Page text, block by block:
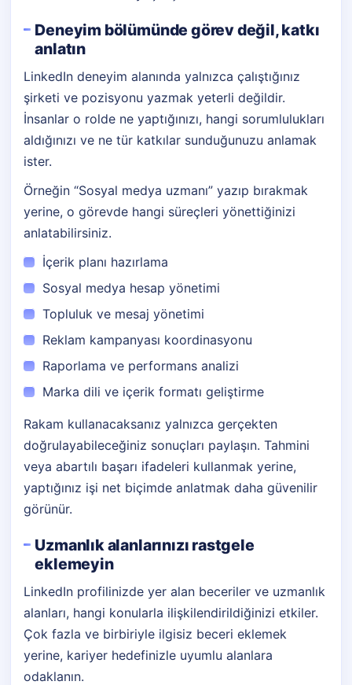
Deneyim bölümünde görev değil, katkı
anlatın
LinkedIn deneyim alanında yalnızca çalıştığınız
şirketi ve pozisyonu yazmak yeterli değildir.
İnsanlar o rolde ne yaptığınızı, hangi sorumlulukları
aldığınızı ve ne tür katkılar sunduğunuzu anlamak
ister.
Örneğin “Sosyal medya uzmanı” yazıp bırakmak
yerine, o görevde hangi süreçleri yönettiğinizi
anlatabilirsiniz.
İçerik planı hazırlama
Sosyal medya hesap yönetimi
Topluluk ve mesaj yönetimi
Reklam kampanyası koordinasyonu
Raporlama ve performans analizi
Marka dili ve içerik formatı geliştirme
Rakam kullanacaksanız yalnızca gerçekten
doğrulayabileceğiniz sonuçları paylaşın. Tahmini
veya abartılı başarı ifadeleri kullanmak yerine,
yaptığınız işi net biçimde anlatmak daha güvenilir
görünür.
Uzmanlık alanlarınızı rastgele
eklemeyin
LinkedIn profilinizde yer alan beceriler ve uzmanlık
alanları, hangi konularla ilişkilendirildiğinizi etkiler.
Çok fazla ve birbiriyle ilgisiz beceri eklemek
yerine, kariyer hedefinizle uyumlu alanlara
odaklanın.